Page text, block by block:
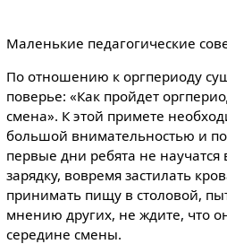
Маленькие педагогические
По отношению к оргпериоду
поверье: «Как пройдет
смена». К этой примете
большой внимательностью и
первые дни ребята не научатся
зарядку, вовремя застилать
принимать пищу в столовой,
мнению других, не ждите, что
середине смены.